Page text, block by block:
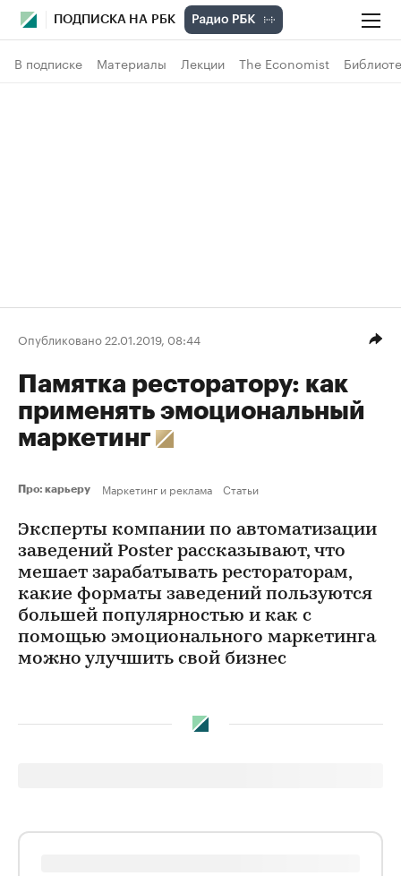
ПОДПИСКА НА РБК
В подписке Материалы Лекции The Economist
Опубликовано 22.01.2019, 08:44
Памятка ресторатору: как
применять эмоциональный
маркетинг
Про: карьеру Маркетинг и реклама Статьи
Эксперты компании по автоматизации
заведений Poster рассказывают, что
мешает зарабатывать рестораторам,
какие форматы заведений пользуются
большей популярностью и как с
помощью эмоционального маркетинга
можно улучшить свой бизнес